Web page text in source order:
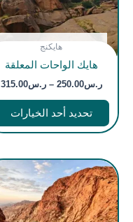
غير متوفر في المخزون
هايكنج
هايك الواحات المعلقة
ر.س250.00
–ر.س315.00
تحديد أحد الخيارات